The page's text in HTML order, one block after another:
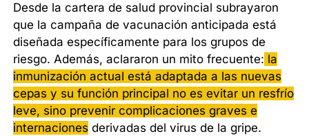
Desde la cartera de salud provincial subrayaron
que la campaña de vacunación anticipada está
diseñada específicamente para los grupos de
riesgo. Además, aclararon un mito frecuente: la
inmunización actual está adaptada a las nuevas
cepas y su función principal no es evitar un resfrío
leve, sino prevenir complicaciones graves e
internaciones derivadas del virus de la gripe.